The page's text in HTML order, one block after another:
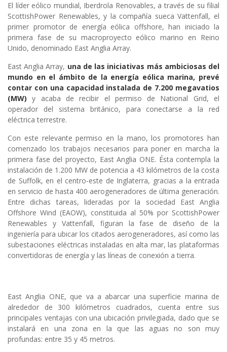
El líder eólico mundial, Iberdrola Renovables, a través de su filial
ScottishPower Renewables, y la compañía sueca Vattenfall, el
primer promotor de energía eólica offshore, han iniciado la
primera fase de su macroproyecto eólico marino en Reino
Unido, denominado East Anglia Array.
East Anglia Array, una de las iniciativas más ambiciosas del
mundo en el ámbito de la energía eólica marina, prevé
contar con una capacidad instalada de 7.200 megavatios
(MW) y acaba de recibir el permiso de National Grid, el
operador del sistema británico, para conectarse a la red
eléctrica terrestre.
Con este relevante permiso en la mano, los promotores han
comenzado los trabajos necesarios para poner en marcha la
primera fase del proyecto, East Anglia ONE. Ésta contempla la
instalación de 1.200 MW de potencia a 43 kilómetros de la costa
de Suffolk, en el centro-este de Inglaterra, gracias a la entrada
en servicio de hasta 400 aerogeneradores de última generación.
Entre dichas tareas, lideradas por la sociedad East Anglia
Offshore Wind (EAOW), constituida al 50% por ScottishPower
Renewables y Vattenfall, figuran la fase de diseño de la
ingeniería para ubicar los citados aerogeneradores, así como las
subestaciones eléctricas instaladas en alta mar, las plataformas
convertidoras de energía y las líneas de conexión a tierra.
East Anglia ONE, que va a abarcar una superficie marina de
alrededor de 300 kilómetros cuadrados, cuenta entre sus
principales ventajas con una ubicación privilegiada, dado que se
instalará en una zona en la que las aguas no son muy
profundas: entre 35 y 45 metros.